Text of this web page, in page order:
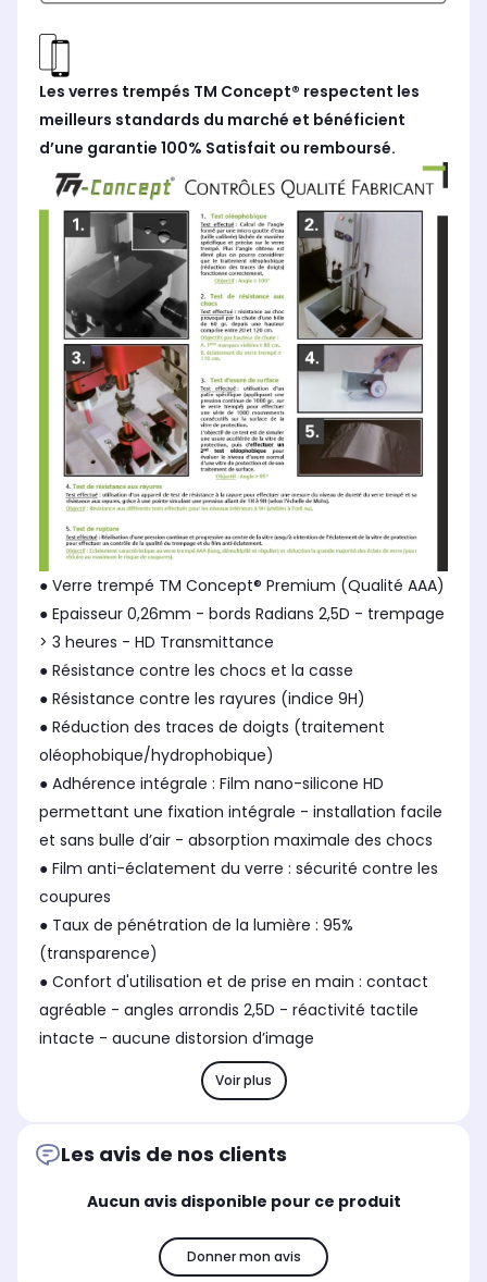
Les verres trempés TM Concept® respectent les
meilleurs standards du marché et bénéficient
d’une garantie 100% Satisfait ou remboursé.
● Verre trempé TM Concept® Premium (Qualité AAA)
● Epaisseur 0,26mm - bords Radians 2,5D - trempage
> 3 heures - HD Transmittance
● Résistance contre les chocs et la casse
● Résistance contre les rayures (indice 9H)
● Réduction des traces de doigts (traitement
oléophobique/hydrophobique)
● Adhérence intégrale : Film nano-silicone HD
permettant une fixation intégrale - installation facile
et sans bulle d’air - absorption maximale des chocs
● Film anti-éclatement du verre : sécurité contre les
coupures
● Taux de pénétration de la lumière : 95%
(transparence)
● Confort d'utilisation et de prise en main : contact
agréable - angles arrondis 2,5D - réactivité tactile
intacte - aucune distorsion d’image
Voir plus
Les avis de nos clients
Aucun avis disponible pour ce produit
Donner mon avis